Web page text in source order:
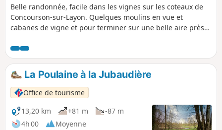
Belle randonnée, facile dans les vignes sur les coteaux de
Concourson-sur-Layon. Quelques moulins en vue et
cabanes de vigne et pour terminer sur une belle aire près
local : Le coteaux du Layon.
La Poulaine à la Jubaudière
Office de tourisme
13,20 km
+81 m
-87 m
4h 00
Moyenne